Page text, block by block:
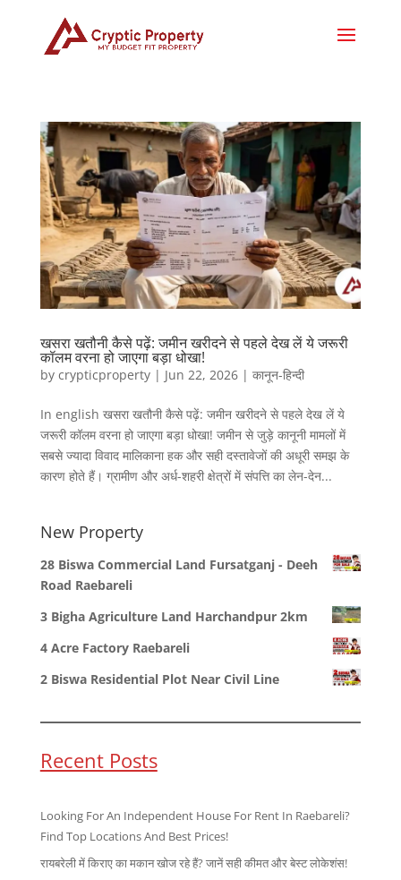
खसरा खतौनी कैसे पढ़ें: जमीन खरीदने से पहले देख लें ये जरूरी
कॉलम वरना हो जाएगा बड़ा धोखा!
by crypticproperty| Jun 22, 2026| कानून-हिन्दी
In english खसरा खतौनी कैसे पढ़ें: जमीन खरीदने से पहले देख लें ये
जरूरी कॉलम वरना हो जाएगा बड़ा धोखा! जमीन से जुड़े कानूनी मामलों में
सबसे ज्यादा विवाद मालिकाना हक और सही दस्तावेजों की अधूरी समझ के
कारण होते हैं। ग्रामीण और अर्ध-शहरी क्षेत्रों में संपत्ति का लेन-देन...
New Property
28 Biswa Commercial Land Fursatganj - Deeh
Road Raebareli
3 Bigha Agriculture Land Harchandpur 2km
4 Acre Factory Raebareli
2 Biswa Residential Plot Near Civil Line
Recent Posts
Looking For An Independent House For Rent In Raebareli?
Find Top Locations And Best Prices!
रायबरेली में किराए का मकान खोज रहे हैं? जानें सही कीमत और बेस्ट लोकेशंस!